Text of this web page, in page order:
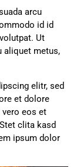
arcu
id id
Ut
aliquet metus,
elitr, sed
et dolore
vero eos et
clita kasd
ipsum dolor